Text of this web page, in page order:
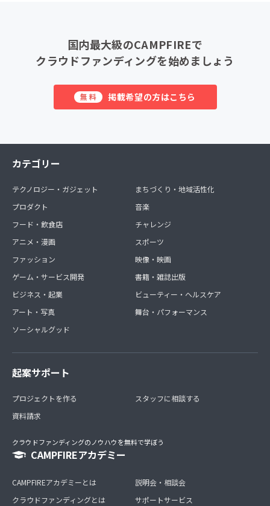
国内最大級のCAMPFIREで
クラウドファンディングを始めましょう
無料 掲載希望の方はこちら
カテゴリー
テクノロジー・ガジェット
プロダクト
フード・飲食店
アニメ・漫画
ファッション
ゲーム・サービス開発
ビジネス・起業
アート・写真
ソーシャルグッド
まちづくり・地域活性化
音楽
チャレンジ
スポーツ
映像・映画
書籍・雑誌出版
ビューティー・ヘルスケア
舞台・パフォーマンス
起案サポート
プロジェクトを作る
資料請求
スタッフに相談する
クラウドファンディングのノウハウを無料で学ぼう
CAMPFIREアカデミー
CAMPFIREアカデミーとは
クラウドファンディングとは
説明会・相談会
サポートサービス